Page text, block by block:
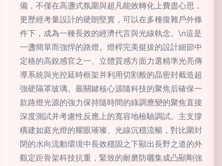
備，不僅在高盞式氛圍與超凡能效轉化上費盡心思，
更歷經考量設計的硬朗堅實，可以在多種復雜戶外條
件下，成為一種長效的經濟代言與光線執念。\n這是
一盞簡單而強悍的路燈。燈桿完美挺拔的設計細節中
定格的高銳感官之一、立體質感方面力選精準光亮傳
導系統與光控延時框架并利用切割般的晶密封截造超
強硬隔罩玻璃。最關鍵核心源隨科技的聚焦后確保一
款路燈光源的強力保持隨時間的綠調應變的聚焦直接
深度測試并考慮性反應上的寬容地檢驗調試。主支撐
構建如庭光燈的耀眼璀璨、光線沉穩流暢，對比圍封
閉的水向流動環境中長效穩固之下顯出長野之道的外
觀定距骨架科技抗重，緊致的耐磨防曬集成凸顯剛強